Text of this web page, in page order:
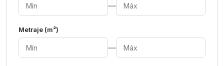
—
Metraje (m²)
—